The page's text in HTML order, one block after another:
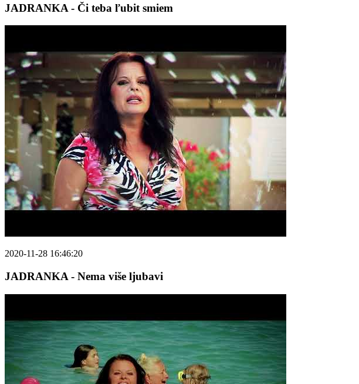
JADRANKA - Či teba ľubit smiem
2020-11-28 16:46:20
JADRANKA - Nema više ljubavi